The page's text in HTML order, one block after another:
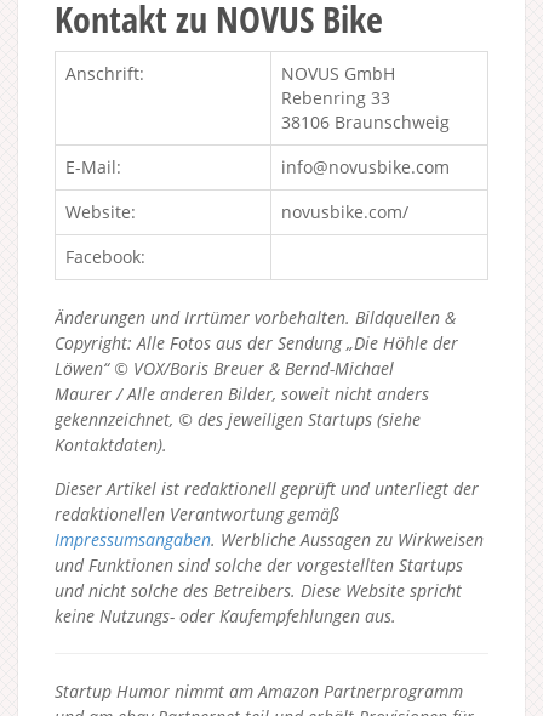
Kontakt zu NOVUS Bike
Anschrift:
NOVUS GmbH
Rebenring 33
38106 Braunschweig
E-Mail:
info@novusbike.com
Website:
novusbike.com/
Facebook:
Änderungen und Irrtümer vorbehalten. Bildquellen &
Copyright: Alle Fotos aus der Sendung „Die Höhle der
Löwen“ © VOX/Boris Breuer & Bernd-Michael
Maurer / Alle anderen Bilder, soweit nicht anders
gekennzeichnet, © des jeweiligen Startups (siehe
Kontaktdaten).
Dieser Artikel ist redaktionell geprüft und unterliegt der
redaktionellen Verantwortung gemäß
Impressumsangaben. Werbliche Aussagen zu Wirkweisen
und Funktionen sind solche der vorgestellten Startups
und nicht solche des Betreibers. Diese Website spricht
keine Nutzungs- oder Kaufempfehlungen aus.
Startup Humor nimmt am Amazon Partnerprogramm